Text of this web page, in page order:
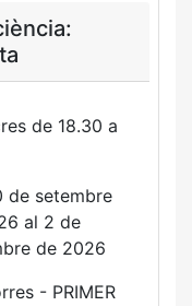
de 18.30 a
de setembre
al 2 de
de 2026
- PRIMER